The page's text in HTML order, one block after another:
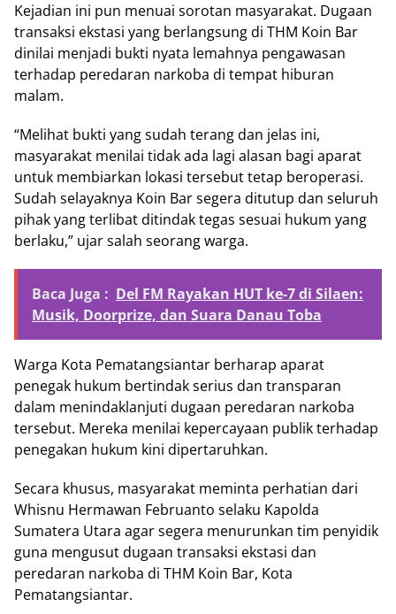
Kejadian ini pun menuai sorotan masyarakat. Dugaan
transaksi ekstasi yang berlangsung di THM Koin Bar
dinilai menjadi bukti nyata lemahnya pengawasan
terhadap peredaran narkoba di tempat hiburan
malam.
“Melihat bukti yang sudah terang dan jelas ini,
masyarakat menilai tidak ada lagi alasan bagi aparat
untuk membiarkan lokasi tersebut tetap beroperasi.
Sudah selayaknya Koin Bar segera ditutup dan seluruh
pihak yang terlibat ditindak tegas sesuai hukum yang
berlaku,” ujar salah seorang warga.
Baca Juga : Del FM Rayakan HUT ke-7 di Silaen:
Musik, Doorprize, dan Suara Danau Toba
Warga Kota Pematangsiantar berharap aparat
penegak hukum bertindak serius dan transparan
dalam menindaklanjuti dugaan peredaran narkoba
tersebut. Mereka menilai kepercayaan publik terhadap
penegakan hukum kini dipertaruhkan.
Secara khusus, masyarakat meminta perhatian dari
Whisnu Hermawan Februanto selaku Kapolda
Sumatera Utara agar segera menurunkan tim penyidik
guna mengusut dugaan transaksi ekstasi dan
peredaran narkoba di THM Koin Bar, Kota
Pematangsiantar.